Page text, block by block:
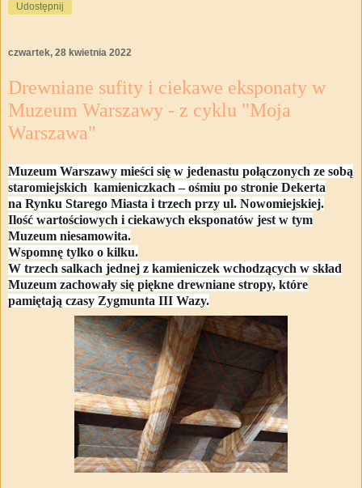
Udostępnij
czwartek, 28 kwietnia 2022
Drewniane sufity i ciekawe eksponaty w
Muzeum Warszawy - z cyklu "Moja
Warszawa"
Muzeum Warszawy mieści się w jedenastu połączonych ze sobą
staromiejskich kamieniczkach – ośmiu po stronie Dekerta
na Rynku Starego Miasta i trzech przy ul. Nowomiejskiej.
Ilość wartościowych i ciekawych eksponatów jest w tym
Muzeum niesamowita.
Wspomnę tylko o kilku.
W trzech salkach jednej z kamieniczek wchodzących w skład
Muzeum zachowały się piękne drewniane stropy, które
pamiętają czasy Zygmunta III Wazy.